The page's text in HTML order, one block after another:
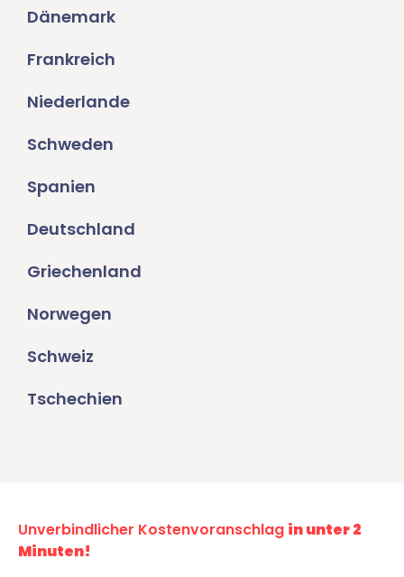
Dänemark
Frankreich
Niederlande
Schweden
Spanien
Deutschland
Griechenland
Norwegen
Schweiz
Tschechien
Unverbindlicher Kostenvoranschlag in unter 2
Minuten!